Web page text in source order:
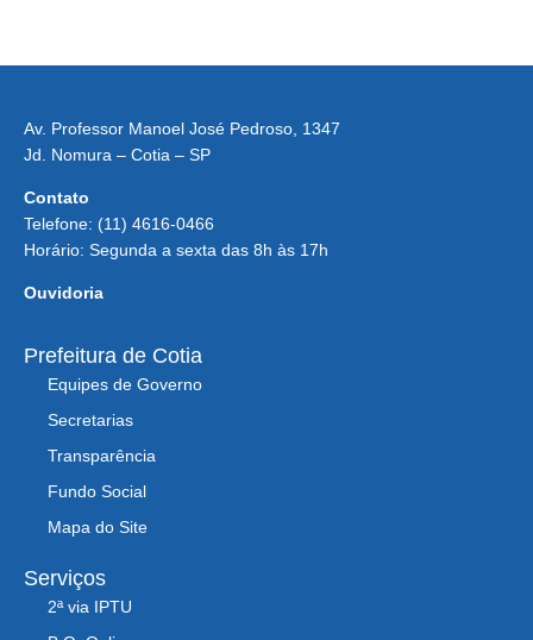
Av. Professor Manoel José Pedroso, 1347
Jd. Nomura – Cotia – SP
Contato
Telefone: (11) 4616-0466
Horário: Segunda a sexta das 8h às 17h
Ouvidoria
Prefeitura de Cotia
Equipes de Governo
Secretarias
Transparência
Fundo Social
Mapa do Site
Serviços
2ª via IPTU